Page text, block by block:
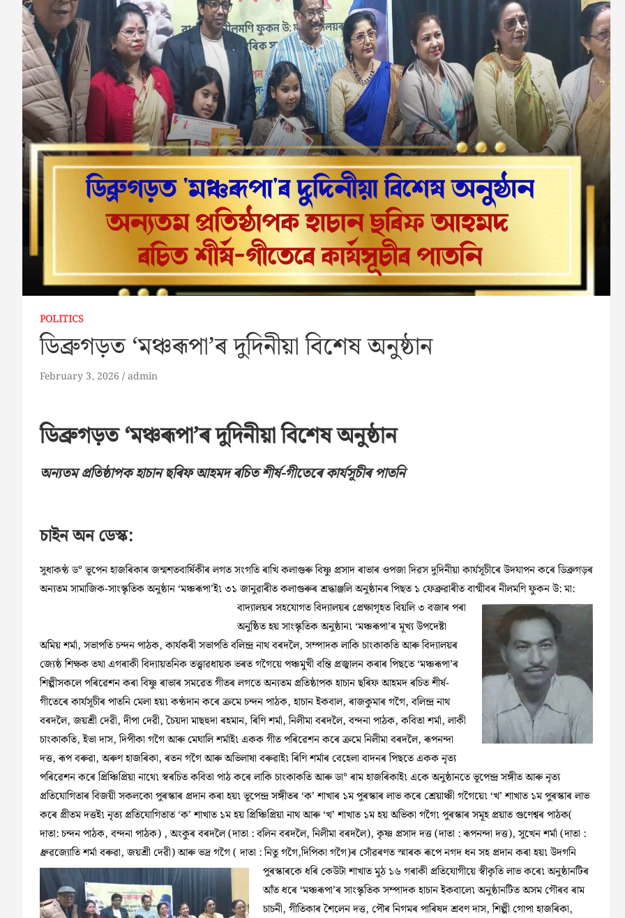
POLITICS
ডিব্ৰুগড়ত ‘মঞ্চৰূপা’ৰ দুদিনীয়া বিশেষ অনুষ্ঠান
February 3, 2026 admin
ডিব্ৰুগড়ত ‘মঞ্চৰূপা’ৰ দুদিনীয়া বিশেষ অনুষ্ঠান
অন্যতম প্ৰতিষ্ঠাপক হাচান ছৰিফ আহমদ ৰচিত শীৰ্ষ-গীতেৰে কাৰ্যসূচীৰ পাতনি
চাইন অন ডেস্ক:
সুধাকণ্ঠ ড° ভূপেন হাজৰিকাৰ জন্মশতবাৰ্ষিকীৰ লগত সংগতি ৰাখি কলাগুৰু বিষ্ণু প্ৰসাদ ৰাভাৰ ওপজা দিৱস দুদিনীয়া কাৰ্যসূচীৰে উদযাপন কৰে ডিব্ৰুগড়ৰ
অন্যতম সামাজিক-সাংস্কৃতিক অনুষ্ঠান ‘মঞ্চৰূপা’ই৷ ৩১ জানুৱাৰীত কলাগুৰুৰ শ্ৰদ্ধাঞ্জলি অনুষ্ঠানৰ পিছত ১ ফেব্ৰুৱাৰীত বাগ্মীবৰ নীলমণি ফুকন উ: মা:
বাদ্যালয়ৰ সহযোগত বিদ্যালয়ৰ প্ৰেক্ষাগৃহত বিয়লি ৩ বজাৰ পৰা
অনুষ্ঠিত হয় সাংস্কৃতিক অনুষ্ঠান৷ ‘মঞ্চৰূপা’ৰ মূখ্য উপদেষ্টা
অমিয় শৰ্মা, সভাপতি চন্দন পাঠক, কাৰ্যকৰী সভাপতি বলিন্দ্ৰ নাথ বৰদলৈ, সম্পাদক লাকি চাংকাকতি আৰু বিদ্যালয়ৰ
জ্যেষ্ঠ শিক্ষক তথা এগৰাকী বিদ্যায়তনিক তত্ত্বাৱধায়ক ভৰত গগৈয়ে পঞ্চমুখী বন্তি প্ৰজ্বালন কৰাৰ পিছতে ‘মঞ্চৰূপা’ৰ
শিল্পীসকলে পৰিৱেশন কৰা বিষ্ণু ৰাভাৰ সমৱেত গীতৰ লগতে অন্যতম প্ৰতিষ্ঠাপক হাচান ছৰিফ আহমদ ৰচিত শীৰ্ষ-
গীতেৰে কাৰ্যসূচীৰ পাতনি মেলা হয়৷ কণ্ঠদান কৰে ক্ৰমে চন্দন পাঠক, হাচান ইকবাল, ৰাজকুমাৰ গগৈ, বলিন্দ্ৰ নাথ
বৰদলৈ, জয়শ্ৰী দেৱী, দীপা দেৱী, চৈয়দা মাছহুদা ৰহমান, ৰিণি শৰ্মা, নিলীমা বৰদলৈ, বন্দনা পাঠক, কবিতা শৰ্মা, লাকী
চাংকাকতি, ইভা দাস, দিপীকা গগৈ আৰু মেঘালি শৰ্মাই৷ একক গীত পৰিৱেশন কৰে ক্ৰমে নিলীমা বৰদলৈ, ৰূপনন্দা
দত্ত, ৰূপ বৰুৱা, অৰুণ হাজৰিকা, ৰতন গগৈ আৰু অভিলাষা বৰুৱাই৷ ৰিণি শৰ্মাৰ বেহেলা বাদনৰ পিছতে একক নৃত্য
পৰিৱেশন কৰে প্ৰিঞ্চিপ্ৰিয়া নাথে৷ স্বৰচিত কবিতা পাঠ কৰে লাকি চাংকাকতি আৰু ডা° ৰাম হাজৰিকাই৷ একে অনুষ্ঠানতে ভূপেন্দ্ৰ সঙ্গীত আৰু নৃত্য
প্ৰতিযোগিতাৰ বিজয়ী সকলকো পুৰস্কাৰ প্ৰদান কৰা হয়৷ ভূপেন্দ্ৰ সঙ্গীতৰ ‘ক’ শাখাৰ ১ম পুৰস্কাৰ লাভ কৰে শ্ৰেয়াঞ্চী গগৈয়ে৷ ‘খ’ শাখাত ১ম পুৰস্কাৰ লাভ
কৰে প্ৰীতম দত্তই৷ নৃত্য প্ৰতিযোগিতাত ‘ক’ শাখাত ১ম হয় প্ৰিঞ্চিপ্ৰিয়া নাথ আৰু ‘খ’ শাখাত ১ম হয় অভিকা গগৈ৷ পুৰস্কাৰ সমূহ প্ৰয়াত গুণেশ্বৰ পাঠক(
দাতা: চন্দন পাঠক, বন্দনা পাঠক) , অংকুৰ বৰদলৈ (দাতা : বলিন বৰদলৈ, নিলীমা বৰদলৈ), কৃষ্ণ প্ৰসাদ দত্ত (দাতা : ৰূপনন্দা দত্ত), সুখেন শৰ্মা (দাতা :
ধ্ৰুৱজ্যোতি শৰ্মা বৰুৱা, জয়শ্ৰী দেৱী) আৰু ভদ্ৰ গগৈ ( দাতা : নিতু গগৈ,দিপিকা গগৈ)ৰ সোঁৱৰণত স্মাৰক ৰূপে নগদ ধন সহ প্ৰদান কৰা হয়৷ উদগনি
পুৰস্কাৰকে ধৰি কেউটা শাখাত মুঠ ১৬ গৰাকী প্ৰতিযোগীয়ে স্বীকৃতি লাভ কৰে৷ অনুষ্ঠানটিৰ
আঁত ধৰে ‘মঞ্চৰূপা’ৰ সাংস্কৃতিক সম্পাদক হাচান ইকবালে৷ অনুষ্ঠানটিত অসম গৌৰব ৰাম
চাচনী, গীতিকাৰ শৈলেন দত্ত, পৌৰ নিগমৰ পাৰিষদ শ্ৰবণ দাস, শিল্পী গোপা হাজৰিকা,